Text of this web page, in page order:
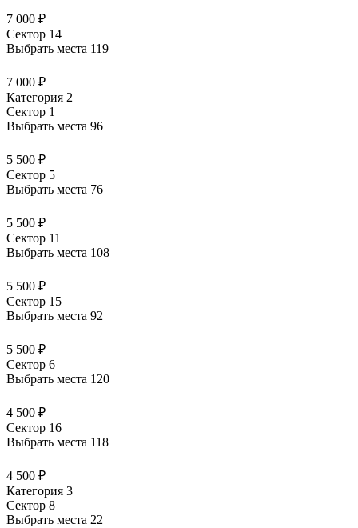
7 000 ₽
Сектор 14
Выбрать места 119
7 000 ₽
Категория 2
Сектор 1
Выбрать места 96
5 500 ₽
Сектор 5
Выбрать места 76
5 500 ₽
Сектор 11
Выбрать места 108
5 500 ₽
Сектор 15
Выбрать места 92
5 500 ₽
Сектор 6
Выбрать места 120
4 500 ₽
Сектор 16
Выбрать места 118
4 500 ₽
Категория 3
Сектор 8
Выбрать места 22